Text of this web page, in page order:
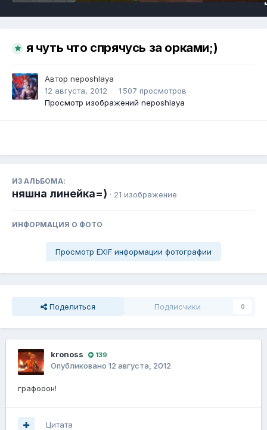
я чуть что спрячусь за орками;)
Автор neposhlaya
12 августа, 2012
1 507 просмотров
Просмотр изображений neposhlaya
ИЗ АЛЬБОМА:
няшна линейка=) · 21 изображение
ИНФОРМАЦИЯ О ФОТО
Просмотр EXIF информации фотографии
Поделиться Подписчики 0
kronoss 139
Опубликовано 12 августа, 2012
графооон!
Цитата